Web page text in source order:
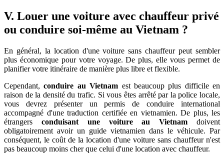
V. Louer une voiture avec chauffeur privé
ou conduire soi-même au Vietnam ?
En général, la location d'une voiture sans chauffeur peut sembler
plus économique pour votre voyage. De plus, elle vous permet de
planifier votre itinéraire de manière plus libre et flexible.
Cependant,conduire au Vietnam est beaucoup plus difficile en
raison de la densité du trafic. Si vous êtes arrêté par la police locale,
vous devrez présenter un permis de conduire international
accompagné d'une traduction certifiée en vietnamien. De plus, les
étrangers conduisant une voiture au Vietnam doivent
obligatoirement avoir un guide vietnamien dans le véhicule. Par
conséquent, le coût de la location d'une voiture sans chauffeur n'est
pas beaucoup moins cher que celui d'une location avec chauffeur.